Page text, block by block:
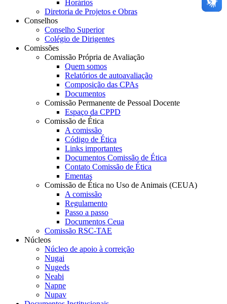
Horários
Diretoria de Projetos e Obras
Conselhos
Conselho Superior
Colégio de Dirigentes
Comissões
Comissão Própria de Avaliação
Quem somos
Relatórios de autoavaliação
Composição das CPAs
Documentos
Comissão Permanente de Pessoal Docente
Espaço da CPPD
Comissão de Ética
A comissão
Código de Ética
Links importantes
Documentos Comissão de Ética
Contato Comissão de Ética
Ementas
Comissão de Ética no Uso de Animais (CEUA)
A comissão
Regulamento
Passo a passo
Documentos Ceua
Comissão RSC-TAE
Núcleos
Núcleo de apoio à correição
Nugai
Nugeds
Neabi
Napne
Nupav